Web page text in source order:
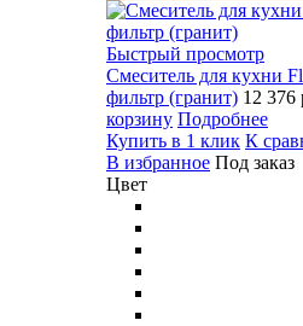
Быстрый просмотр
Смеситель для кухни
фильтр (гранит) 12 376
корзину Подробнее
Купить в 1 клик К
В избранное Под заказ
Цвет